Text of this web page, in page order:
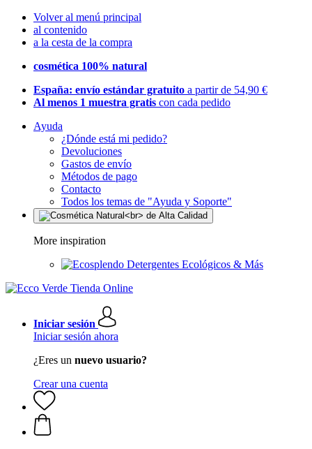
Volver al menú principal
al contenido
a la cesta de la compra
cosmética 100% natural
España: envío estándar gratuito a partir de 54,90 €
Al menos 1 muestra gratis con cada pedido
Ayuda
¿Dónde está mi pedido?
Devoluciones
Gastos de envío
Métodos de pago
Contacto
Todos los temas de "Ayuda y Soporte"
More inspiration
Detergentes Ecológicos & Más
Iniciar sesión
Iniciar sesión ahora
¿Eres un nuevo usuario?
Crear una cuenta